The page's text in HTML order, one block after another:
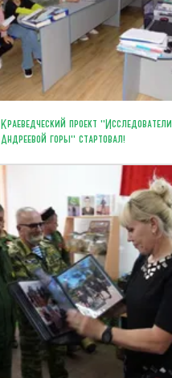
Краеведческий проект "Исследователи
Андреевой горы" стартовал!